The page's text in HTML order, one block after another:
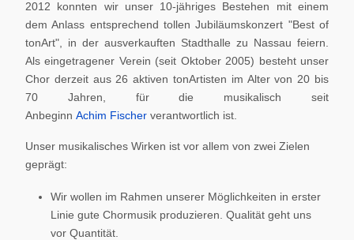
2012 konnten wir unser 10-jähriges Bestehen mit einem
dem Anlass entsprechend tollen Jubiläumskonzert "Best of
tonArt", in der ausverkauften Stadthalle zu Nassau feiern.
Als eingetragener Verein (seit Oktober 2005) besteht unser
Chor derzeit aus 26 aktiven tonArtisten im Alter von 20 bis
70 Jahren, für die musikalisch seit
Anbeginn Achim Fischer verantwortlich ist.
Unser musikalisches Wirken ist vor allem von zwei Zielen
geprägt:
Wir wollen im Rahmen unserer Möglichkeiten in erster
Linie gute Chormusik produzieren. Qualität geht uns
vor Quantität.